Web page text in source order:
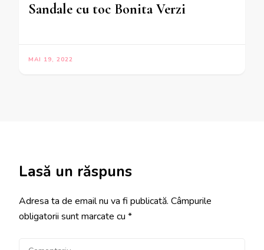
Sandale cu toc Bonita Verzi
MAI 19, 2022
Lasă un răspuns
Adresa ta de email nu va fi publicată. Câmpurile
obligatorii sunt marcate cu *